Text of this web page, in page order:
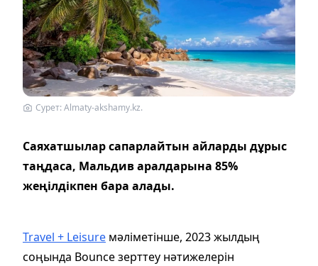
Сурет: Almaty-akshamy.kz.
Саяхатшылар сапарлайтын айларды дұрыс
таңдаса, Мальдив аралдарына 85%
жеңілдікпен бара алады.
Travel + Leisure мәліметінше, 2023 жылдың
соңында Bounce зерттеу нәтижелерін